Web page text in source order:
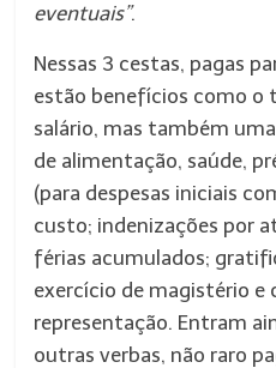
eventuais”.
Nessas 3 cestas, pagas
estão benefícios como o
salário, mas também
de alimentação, saúde,
(para despesas iniciais
custo; indenizações por
férias acumulados;
exercício de magistério e
representação. Entram
outras verbas, não raro